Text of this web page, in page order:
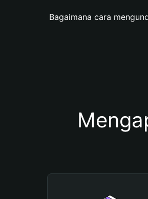
Bagaimana cara